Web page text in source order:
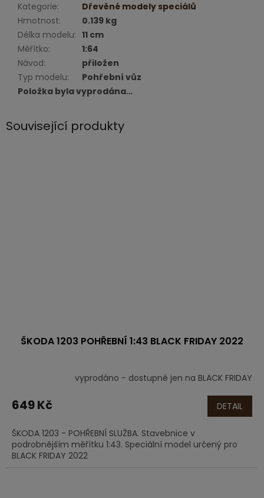
Kategorie:
Dřevěné modely speciálů
Hmotnost:
0.139 kg
Délka modelu: 11 cm
Měřítko:
1:64
Návod:
přiložen
Typ modelu:
Pohřební vůz
Položka byla vyprodána…
Související produkty
ŠKODA 1203 POHŘEBNÍ 1:43 BLACK FRIDAY 2022
vyprodáno - dostupné jen na BLACK FRIDAY
649 Kč DETAIL
ŠKODA 1203 - POHŘEBNÍ SLUŽBA. Stavebnice v
podrobnějším měřítku 1:43. Speciální model určený pro
BLACK FRIDAY 2022